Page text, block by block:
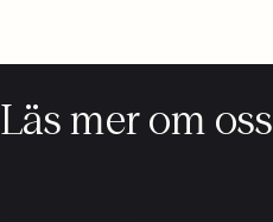
Läs mer om oss